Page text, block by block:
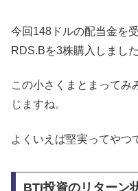
今回148ドルの配当金を
RDS.Bを3株購入しました
この小さくまとまってみ
じますね。
よくいえば堅実ってやつ
BTI投資のリターン